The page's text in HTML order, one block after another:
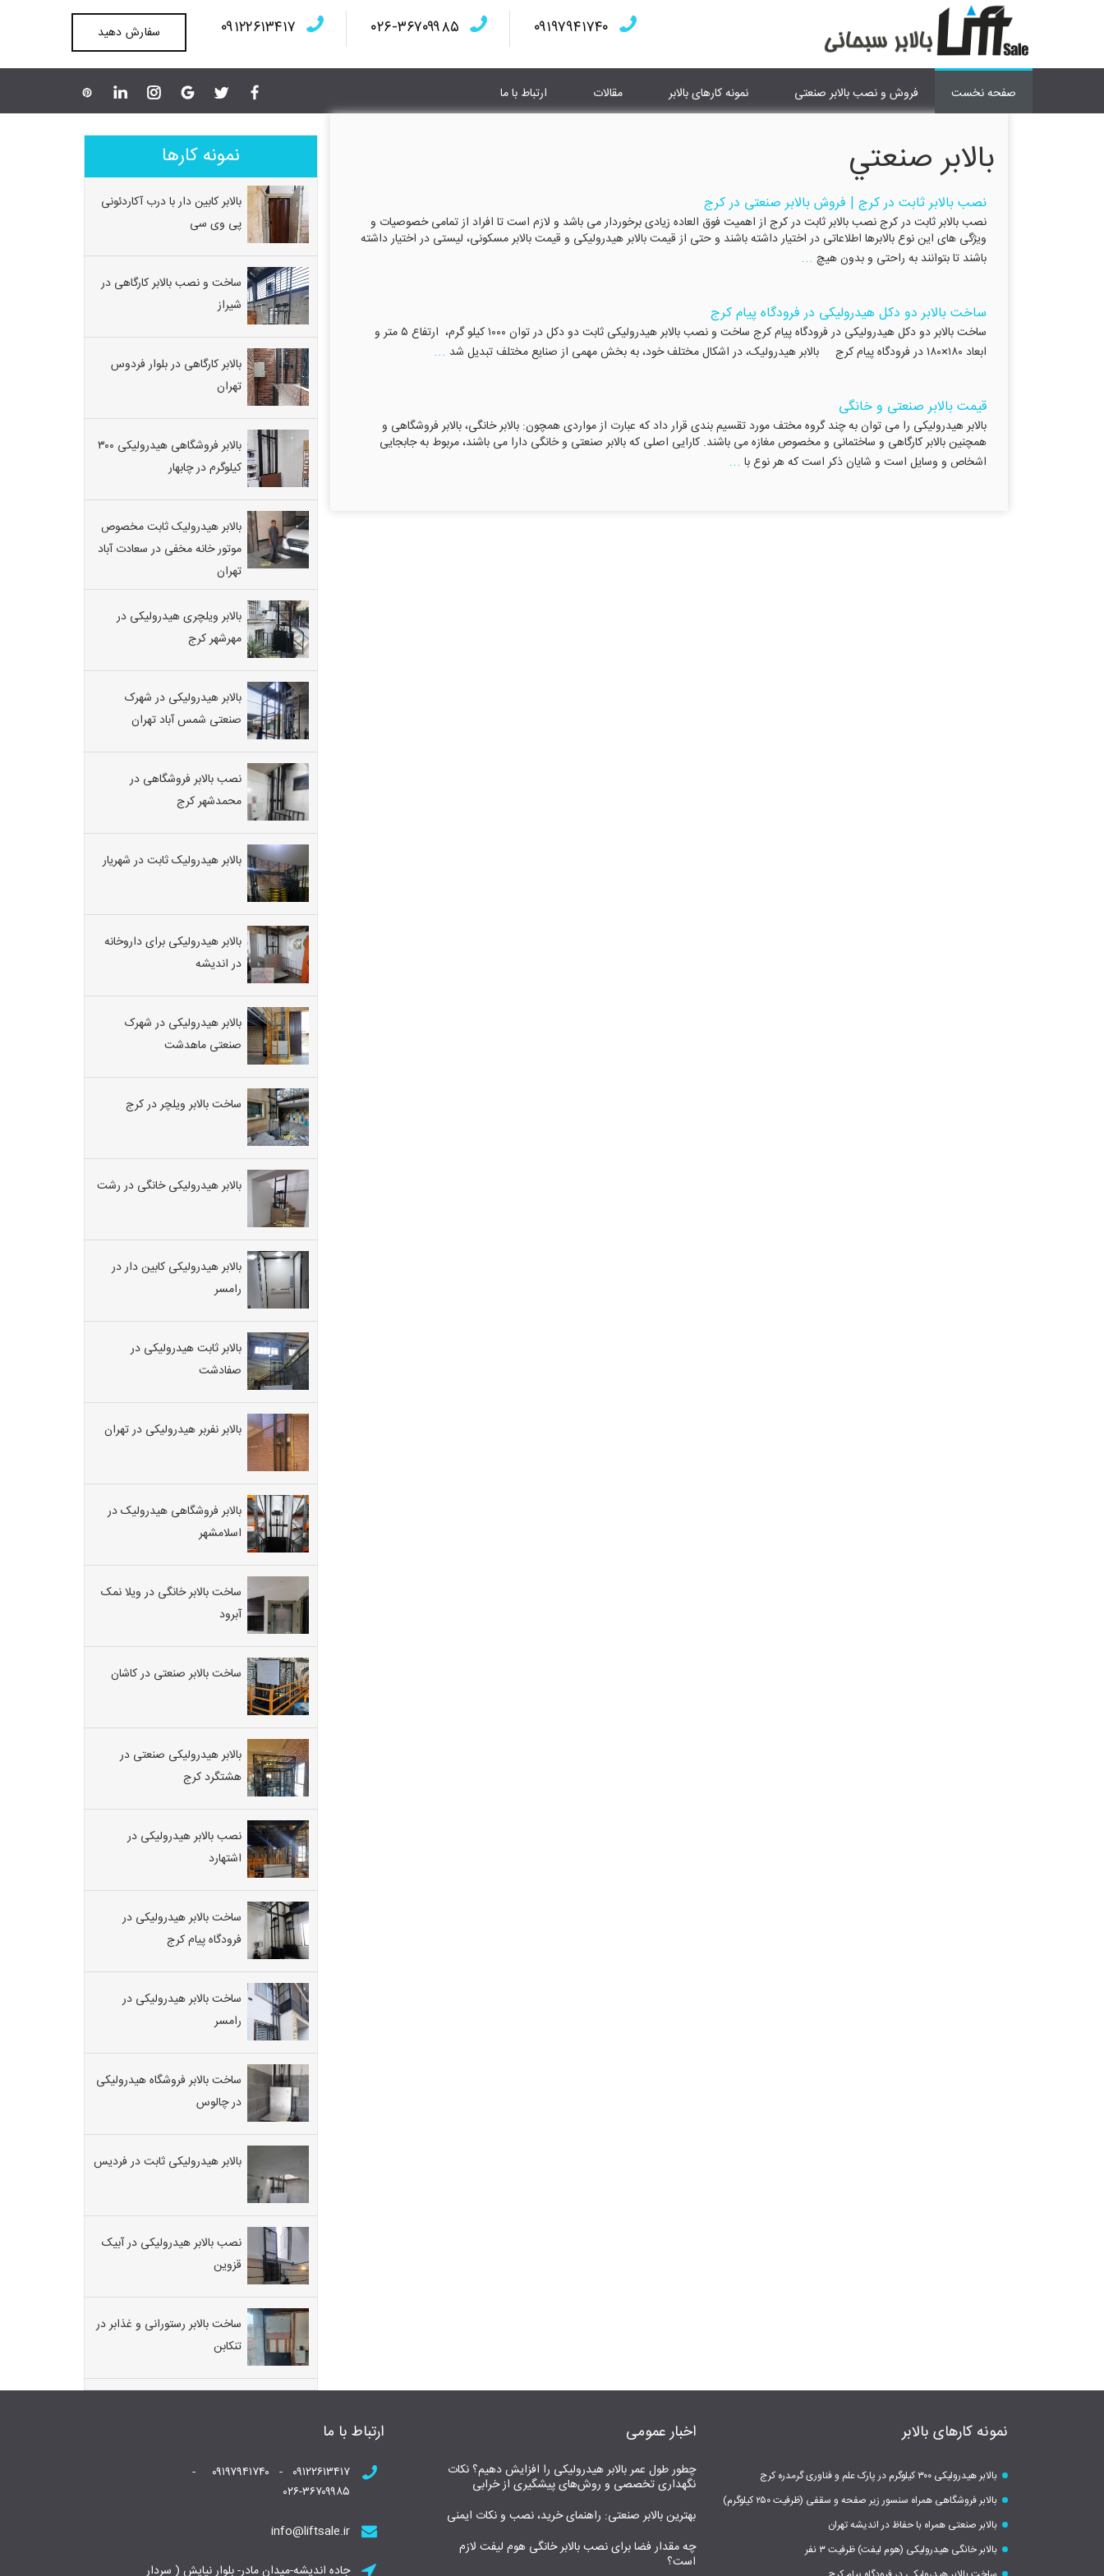
۰۹۱۹۷۹۴۱۷۴۰ ۰۲۶-۳۶۷۰۹۹۸۵ ۰۹۱۲۲۶۱۳۴۱۷ سفارش دهید
صفحه نخست فروش و نصب بالابر صنعتی نمونه کارهای بالابر مقالات ارتباط با ما
بالابر صنعتي
نصب بالابر ثابت در کرج | فروش بالابر صنعتی در کرج
نصب بالابر ثابت در کرج نصب بالابر ثابت در کرج از اهمیت فوق العاده زیادی برخوردار می باشد و لازم است تا افراد از تمامی خصوصیات و
ویژگی های این نوع بالابرها اطلاعاتی در اختیار داشته باشند و حتی از قیمت بالابر هیدرولیکی و قیمت بالابر مسکونی، لیستی در اختیار داشته
باشند تا بتوانند به راحتی و بدون هیچ ...
ساخت بالابر دو دکل هیدرولیکی در فرودگاه پیام کرج
ساخت بالابر دو دکل هیدرولیکی در فرودگاه پیام کرج ساخت و نصب بالابر هیدرولیکی ثابت دو دکل در توان ۱۰۰۰ کیلو گرم، ارتفاع ۵ متر و
ابعاد ۱۸۰×۱۸۰ در فرودگاه پیام کرج بالابر هیدرولیک، در اشکال مختلف خود، به بخش مهمی از صنایع مختلف تبدیل شد
...
قیمت بالابر صنعتی و خانگی
بالابر هیدرولیکی را می توان به چند گروه مختف مورد تقسیم بندی قرار داد که عبارت از مواردی همچون: بالابر خانگی، بالابر فروشگاهی و
همچنین بالابر کارگاهی و ساختمانی و مخصوص مغازه می باشند. کارایی اصلی که بالابر صنعتی و خانگی دارا می باشند، مربوط به جابجایی
اشخاص و وسایل است و شایان ذکر است که هر نوع با ...
نمونه کارها
بالابر کابین دار با درب آکاردئونی
پی وی سی
ساخت و نصب بالابر کارگاهی در
شیراز
بالابر کارگاهی در بلوار فردوس
تهران
بالابر فروشگاهی هیدرولیکی ۳۰۰
کیلوگرم در چابهار
بالابر هیدرولیک ثابت مخصوص
موتور خانه مخفی در سعادت آباد
تهران
بالابر ویلچری هیدرولیکی در
مهرشهر کرج
بالابر هیدرولیکی در شهرک
صنعتی شمس آباد تهران
نصب بالابر فروشگاهی در
محمدشهر کرج
بالابر هیدرولیک ثابت در شهریار
بالابر هیدرولیکی برای داروخانه
در اندیشه
بالابر هیدرولیکی در شهرک
صنعتی ماهدشت
ساخت بالابر ویلچر در کرج
بالابر هیدرولیکی خانگی در رشت
بالابر هیدرولیکی کابین دار در
رامسر
بالابر ثابت هیدرولیکی در
صفادشت
بالابر نفربر هیدرولیکی در تهران
بالابر فروشگاهی هیدرولیک در
اسلامشهر
ساخت بالابر خانگی در ویلا نمک
آبرود
ساخت بالابر صنعتی در کاشان
بالابر هیدرولیکی صنعتی در
هشتگرد کرج
نصب بالابر هیدرولیکی در
اشتهارد
ساخت بالابر هیدرولیکی در
فرودگاه پیام کرج
ساخت بالابر هیدرولیکی در
رامسر
ساخت بالابر فروشگاه هیدرولیکی
در چالوس
بالابر هیدرولیکی ثابت در فردیس
نصب بالابر هیدرولیکی در آبیک
قزوین
ساخت بالابر رستورانی و غذابر در
تنکابن
نمونه کارهای بالابر
بالابر هیدرولیکی ۳۰۰ کیلوگرم در پارک علم و فناوری گرمدره کرج
بالابر فروشگاهی همراه سنسور زیر صفحه و سقفی (ظرفیت ۲۵۰ کیلوگرم)
بالابر صنعتی همراه با حفاظ در اندیشه تهران
بالابر خانگی هیدرولیکی (هوم لیفت) ظرفیت ۳ نفر
اخبار عمومی
چطور طول عمر بالابر هیدرولیکی را افزایش دهیم؟ نکات
نگهداری تخصصی و روش‌های پیشگیری از خرابی
بهترین بالابر صنعتی: راهنمای خرید، نصب و نکات ایمنی
چه مقدار فضا برای نصب بالابر خانگی هوم لیفت لازم
است؟
ارتباط با ما
۰۹۱۲۲۶۱۳۴۱۷ - ۰۹۱۹۷۹۴۱۷۴۰ -
۰۲۶-۳۶۷۰۹۹۸۵
info@liftsale.ir
جاده اندیشه-میدان مادر- بلوار نیایش ( سردار